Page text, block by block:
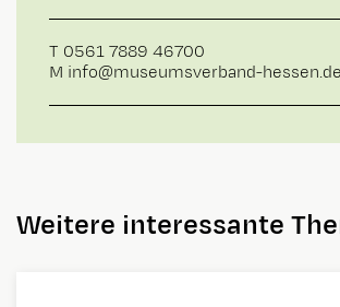
T 0561 7889 46700
M info@museumsverband-hessen.de
Weitere interessante